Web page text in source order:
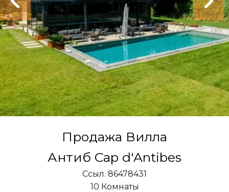
Продажа Вилла
Антиб Cap d'Antibes
Ссыл. 86478431
10 Комнаты